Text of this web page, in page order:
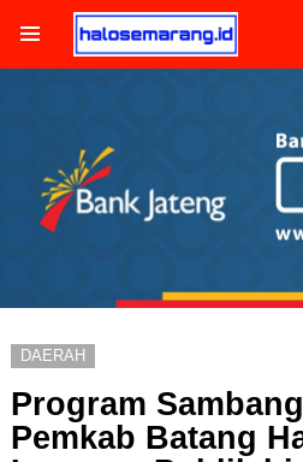
DAERAH
Program
Pemkab Batang